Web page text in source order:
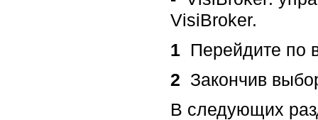
VisiBroker.
1 Перейдите по
2 Закончив
В следующих